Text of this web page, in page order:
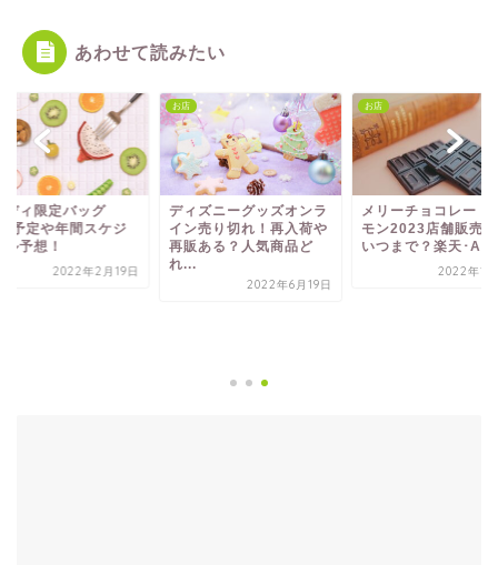
あわせて読みたい
ディ限定バッグ
予定や年間スケジ
ル予想！
2022年2月19日
お店
ディズニーグッズオンラ
イン売り切れ！再入荷や
再販ある？人気商品ど
れ...
2022年6月19日
お店
メリーチョコレート
モン2023店舗販売
いつまで？楽天･
2022年12